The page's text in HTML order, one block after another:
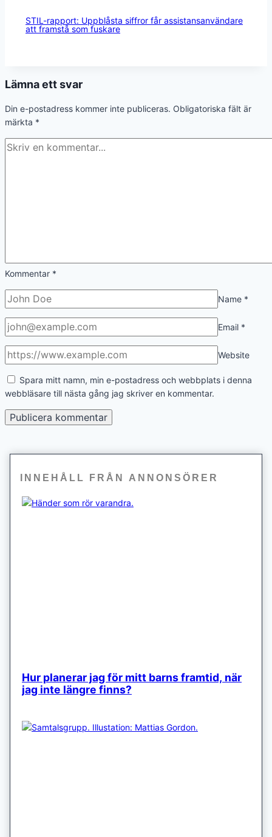
STIL-rapport: Uppblåsta siffror får assistansanvändare
att framstå som fuskare
Lämna ett svar
Din e-postadress kommer inte publiceras. Obligatoriska fält är
märkta *
Kommentar *
Name *
Email *
Website
Spara mitt namn, min e-postadress och webbplats i denna
webbläsare till nästa gång jag skriver en kommentar.
INNEHÅLL FRÅN ANNONSÖRER
Hur planerar jag för mitt barns framtid, när
jag inte längre finns?